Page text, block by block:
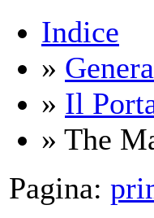
Indice
»
» Il
» The
Pagina: